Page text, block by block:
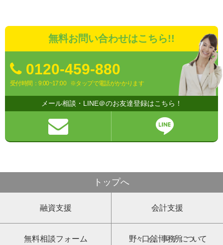
無料お問い合わせはこちら!!
0120-459-880
受付時間：9:00~17:00 ※タップで電話がかかります
メール相談・LINE＠のお友達登録はこちら！
トップへ
融資支援 会計支援
無料相談フォーム 野々口会計事務所について